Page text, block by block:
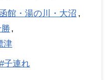
函館・湯の川・大沼
津
#子連れ